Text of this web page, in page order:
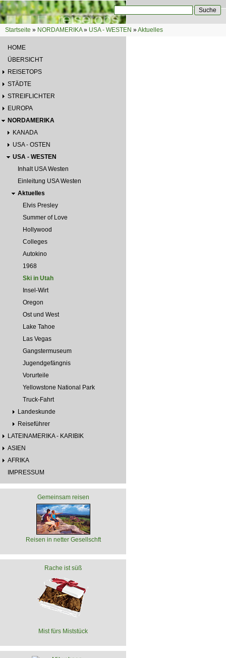
Direkt zum Inhalt
Suchformular
Sie sind hier
Startseite » NORDAMERIKA» USA - WESTEN »Aktuelles
HOME
ÜBERSICHT
REISETOPS
STÄDTE
STREIFLICHTER
EUROPA
NORDAMERIKA
KANADA
USA - OSTEN
USA - WESTEN
Inhalt USA Westen
Einleitung USA Westen
Aktuelles
Elvis Presley
Summer of Love
Hollywood
Colleges
Autokino
1968
Ski in Utah
Insel-Wirt
Oregon
Ost und West
Lake Tahoe
Las Vegas
Gangstermuseum
Jugendgefängnis
Vorurteile
Yellowstone National Park
Truck-Fahrt
Landeskunde
Reiseführer
LATEINAMERIKA - KARIBIK
ASIEN
AFRIKA
IMPRESSUM
Gemeinsam reisen
Reisen in netter Gesellschft
Rache ist süß
Mist fürs Miststück